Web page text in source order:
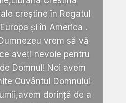
creștine în Regatul
și în America .
vrem să vă
aveți nevoie pentru
Domnul! Noi avem
Cuvântul Domnului
dorință de a